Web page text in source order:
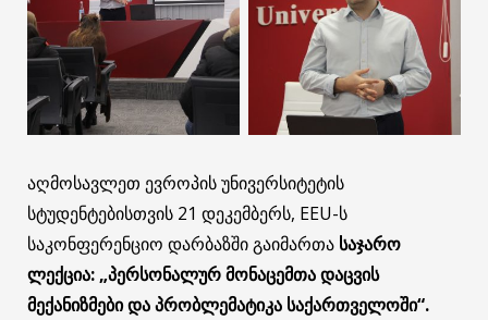
აღმოსავლეთ ევროპის უნივერსიტეტის
სტუდენტებისთვის 21 დეკემბერს, EEU-ს
საკონფერენციო დარბაზში გაიმართა საჯარო
ლექცია: „პერსონალურ მონაცემთა დაცვის
მექანიზმები და პრობლემატიკა საქართველოში“.